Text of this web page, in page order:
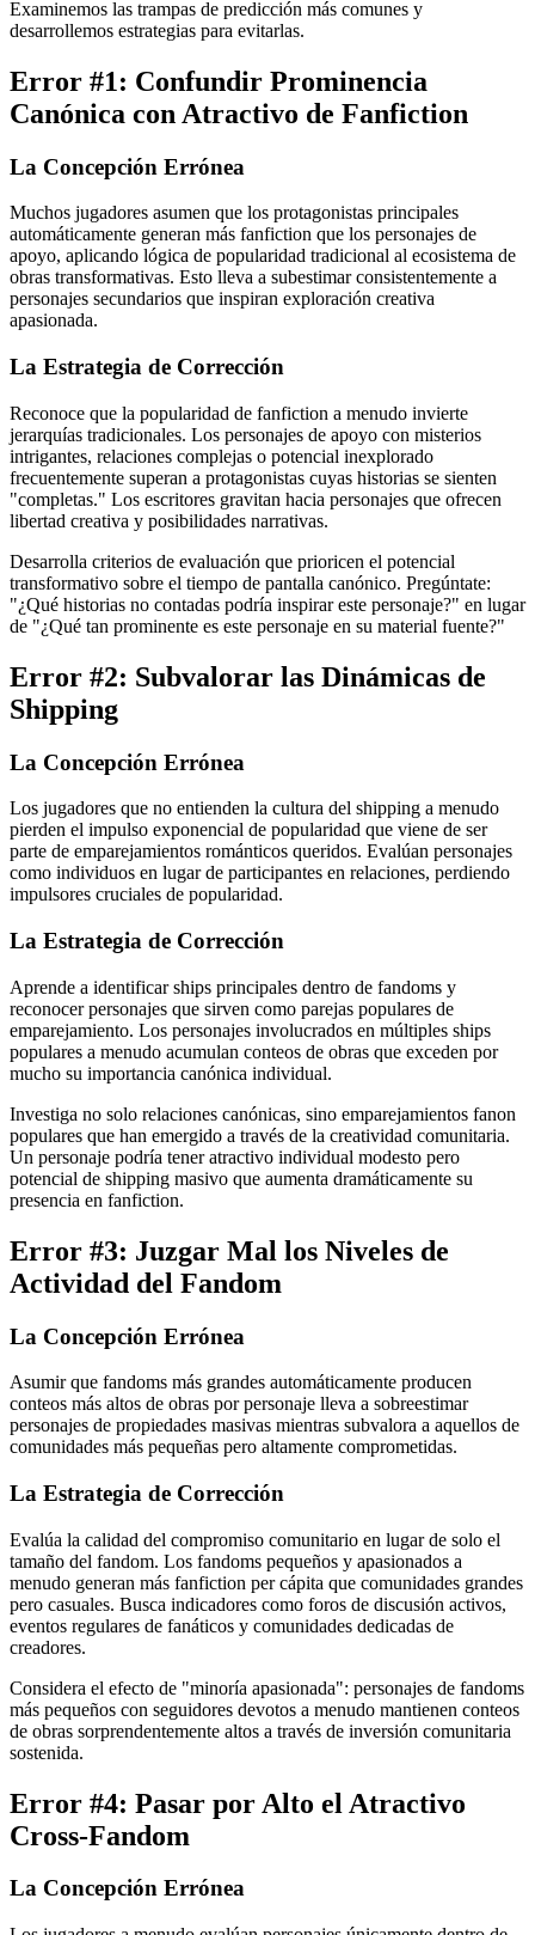
Examinemos las trampas de predicción más comunes y
desarrollemos estrategias para evitarlas.
Error #1: Confundir Prominencia
Canónica con Atractivo de Fanfiction
La Concepción Errónea
Muchos jugadores asumen que los protagonistas principales
automáticamente generan más fanfiction que los personajes de
apoyo, aplicando lógica de popularidad tradicional al ecosistema de
obras transformativas. Esto lleva a subestimar consistentemente a
personajes secundarios que inspiran exploración creativa
apasionada.
La Estrategia de Corrección
Reconoce que la popularidad de fanfiction a menudo invierte
jerarquías tradicionales. Los personajes de apoyo con misterios
intrigantes, relaciones complejas o potencial inexplorado
frecuentemente superan a protagonistas cuyas historias se sienten
"completas." Los escritores gravitan hacia personajes que ofrecen
libertad creativa y posibilidades narrativas.
Desarrolla criterios de evaluación que prioricen el potencial
transformativo sobre el tiempo de pantalla canónico. Pregúntate:
"¿Qué historias no contadas podría inspirar este personaje?" en lugar
de "¿Qué tan prominente es este personaje en su material fuente?"
Error #2: Subvalorar las Dinámicas de
Shipping
La Concepción Errónea
Los jugadores que no entienden la cultura del shipping a menudo
pierden el impulso exponencial de popularidad que viene de ser
parte de emparejamientos románticos queridos. Evalúan personajes
como individuos en lugar de participantes en relaciones, perdiendo
impulsores cruciales de popularidad.
La Estrategia de Corrección
Aprende a identificar ships principales dentro de fandoms y
reconocer personajes que sirven como parejas populares de
emparejamiento. Los personajes involucrados en múltiples ships
populares a menudo acumulan conteos de obras que exceden por
mucho su importancia canónica individual.
Investiga no solo relaciones canónicas, sino emparejamientos fanon
populares que han emergido a través de la creatividad comunitaria.
Un personaje podría tener atractivo individual modesto pero
potencial de shipping masivo que aumenta dramáticamente su
presencia en fanfiction.
Error #3: Juzgar Mal los Niveles de
Actividad del Fandom
La Concepción Errónea
Asumir que fandoms más grandes automáticamente producen
conteos más altos de obras por personaje lleva a sobreestimar
personajes de propiedades masivas mientras subvalora a aquellos de
comunidades más pequeñas pero altamente comprometidas.
La Estrategia de Corrección
Evalúa la calidad del compromiso comunitario en lugar de solo el
tamaño del fandom. Los fandoms pequeños y apasionados a
menudo generan más fanfiction per cápita que comunidades grandes
pero casuales. Busca indicadores como foros de discusión activos,
eventos regulares de fanáticos y comunidades dedicadas de
creadores.
Considera el efecto de "minoría apasionada": personajes de fandoms
más pequeños con seguidores devotos a menudo mantienen conteos
de obras sorprendentemente altos a través de inversión comunitaria
sostenida.
Error #4: Pasar por Alto el Atractivo
Cross-Fandom
La Concepción Errónea